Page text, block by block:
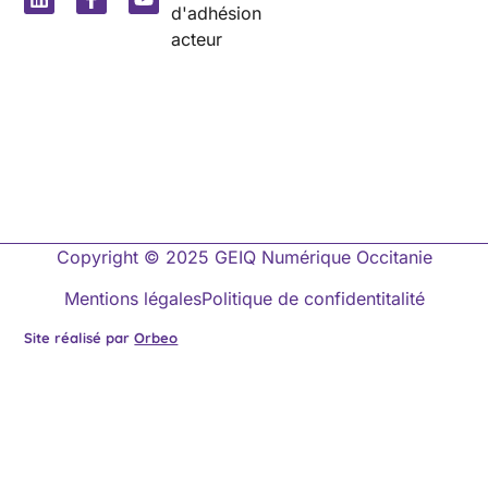
d'adhésion
acteur
Copyright © 2025 GEIQ Numérique Occitanie
Mentions légalesPolitique de confidentitalité
Site réalisé parOrbeo